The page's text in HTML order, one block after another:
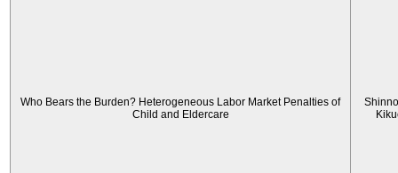
Who Bears the Burden? Heterogeneous Labor Market Penalties of
Child and Eldercare